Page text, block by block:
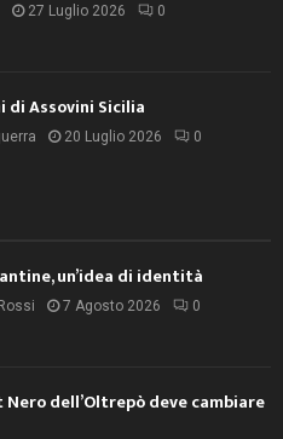
27 Luglio 2026 0
di Assovini Sicilia
20 Luglio 2026 0
un’idea di identità
7 Agosto 2026 0
dell’Oltrepò deve cambiare